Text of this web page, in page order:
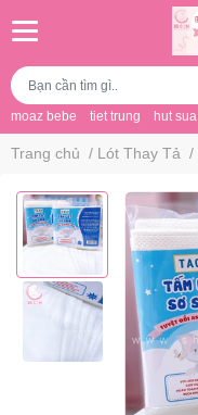
moaz bebe tiet trung hut sua
Trang chủ / Lót Thay Tả /